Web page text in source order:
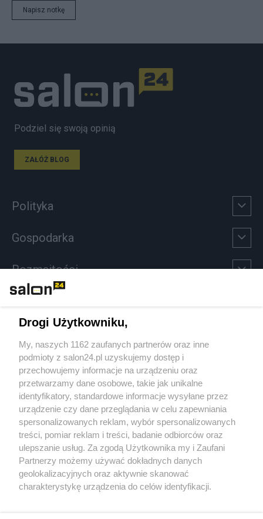
Napisz notkę
Podziel się swoją opinią
ZAŁÓŻ BLOG
Polityka
Gospodarka
Rozmaitości
Sport
Społeczeństwo
Kultura
X Facebook Instagram Youtube
Drogi Użytkowniku,
My, naszych 1162 zaufanych partnerów oraz inne
podmioty z salon24.pl uzyskujemy dostęp i
przechowujemy informacje na urządzeniu oraz
przetwarzamy dane osobowe, takie jak unikalne
identyfikatory, standardowe informacje wysyłane przez
urządzenie czy dane przeglądania w celu zapewniania
spersonalizowanych reklam, wybór spersonalizowanych
treści, pomiar reklam i treści, badanie odbiorców oraz
ulepszanie usług. Za zgodą Użytkownika my i Zaufani
Partnerzy możemy używać dokładnych danych
geolokalizacyjnych oraz aktywnie skanować
charakterystykę urządzenia do celów identyfikacji.